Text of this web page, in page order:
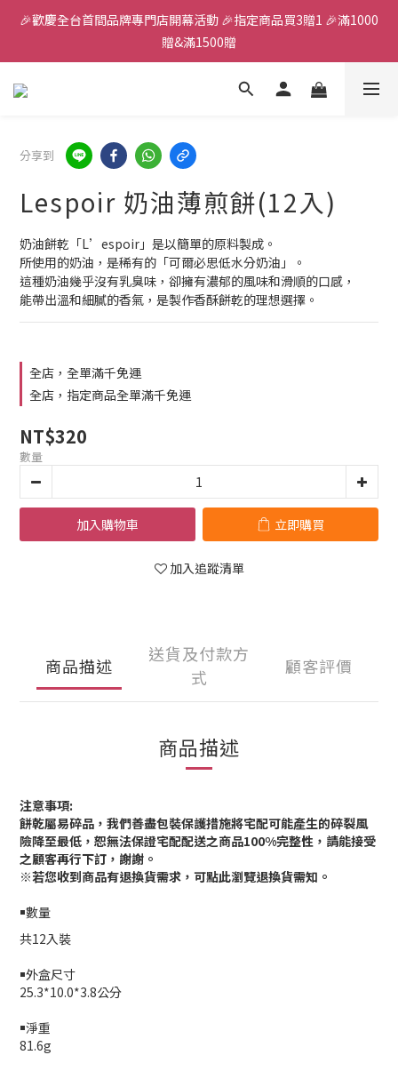
全館滿千免運
🎉歡慶全台首間品牌專門店開幕活動 🎉指定商品買3贈1 🎉滿1000
贈&滿1500贈
✨首加入會員獲得200元購物金✨生日禮金300元
全館滿千免運
分享到
Lespoir 奶油薄煎餅(12入)
奶油餅乾「L’espoir」是以簡單的原料製成。
所使用的奶油，是稀有的「可爾必思低水分奶油」。
這種奶油幾乎沒有乳臭味，卻擁有濃郁的風味和滑順的口感，
能帶出溫和細膩的香氣，是製作香酥餅乾的理想選擇。
全店，全單滿千免運
全店，指定商品全單滿千免運
NT$320
數量
加入購物車 立即購買
加入追蹤清單
商品描述
送貨及付款方
式
顧客評價
商品描述
注意事項:
餅乾屬易碎品，我們善盡包裝保護措施將宅配可能產生的碎裂風
險降至最低，恕無法保證宅配配送之商品100%完整性，請能接受
之顧客再行下訂，謝謝。
※若您收到商品有退換貨需求，可點此瀏覽退換貨需知。
￭數量
共12入裝
￭外盒尺寸
25.3*10.0*3.8公分
￭淨重
81.6g